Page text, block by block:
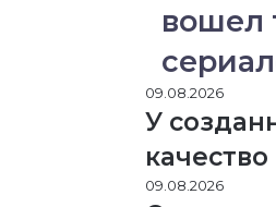
вошел
09.08.2026
У
09.08.2026